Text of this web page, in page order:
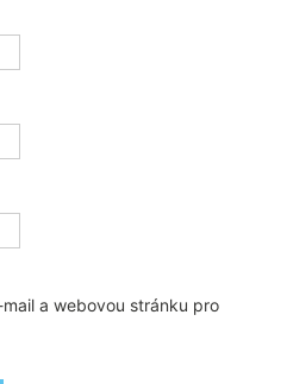
a webovou stránku pro